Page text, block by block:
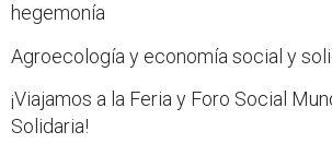
hegemonía
Agroecología y economía social y
¡Viajamos a la Feria y Foro Social
Solidaria!